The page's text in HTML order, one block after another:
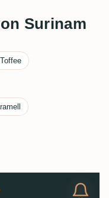
Surinam
Toffee